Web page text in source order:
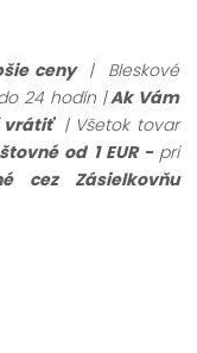
ceny | Bleskové
24 hodín |Ak Vám
vrátiť | Všetok tovar
od 1 EUR - pri
cez Zásielkovňu